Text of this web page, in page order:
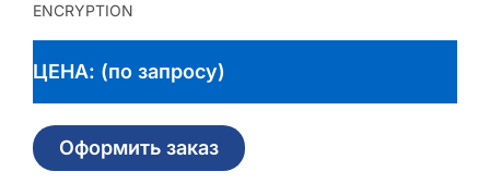
ENCRYPTION
ЦЕНА: (по запросу)
Оформить заказ